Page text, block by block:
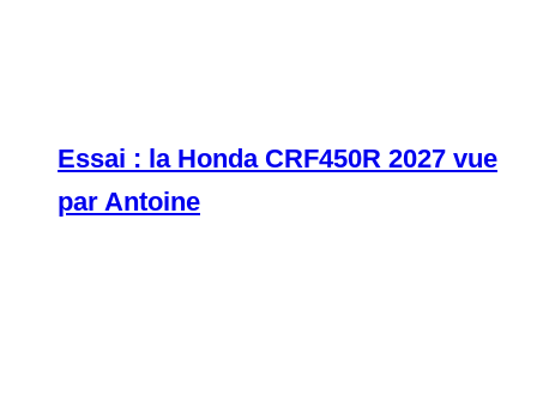
Essai : la Honda CRF450R 2027 vue
par Antoine